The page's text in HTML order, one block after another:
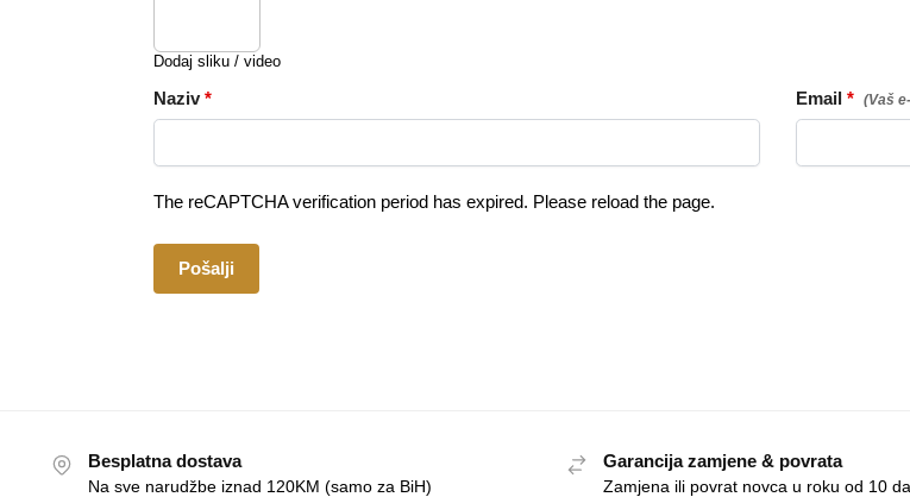
Dodaj sliku / video
Naziv* Email *
The reCAPTCHA verification period has expired. Please reload the page.
Besplatna dostava
Na sve narudžbe iznad 120KM (samo za BiH)
Garancija zamjene & povrata
Zamjena ili povrat novca u roku od 10